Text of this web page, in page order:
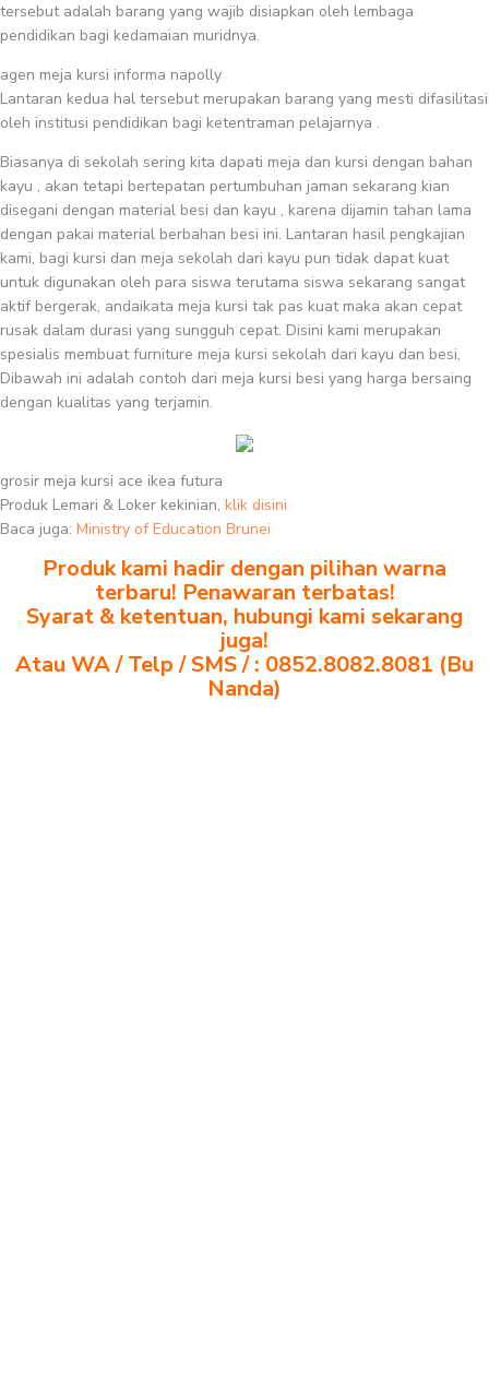
tersebut adalah barang yang wajib disiapkan oleh lembaga
pendidikan bagi kedamaian muridnya.
agen meja kursi informa napolly
Lantaran kedua hal tersebut merupakan barang yang mesti difasilitasi
oleh institusi pendidikan bagi ketentraman pelajarnya .
Biasanya di sekolah sering kita dapati meja dan kursi dengan bahan
kayu , akan tetapi bertepatan pertumbuhan jaman sekarang kian
disegani dengan material besi dan kayu , karena dijamin tahan lama
dengan pakai material berbahan besi ini. Lantaran hasil pengkajian
kami, bagi kursi dan meja sekolah dari kayu pun tidak dapat kuat
untuk digunakan oleh para siswa terutama siswa sekarang sangat
aktif bergerak, andaikata meja kursi tak pas kuat maka akan cepat
rusak dalam durasi yang sungguh cepat. Disini kami merupakan
spesialis membuat furniture meja kursi sekolah dari kayu dan besi,
Dibawah ini adalah contoh dari meja kursi besi yang harga bersaing
dengan kualitas yang terjamin.
grosir meja kursi ace ikea futura
Produk Lemari & Loker kekinian, klik disini
Baca juga: Ministry of Education Brunei
Produk kami hadir dengan pilihan warna
terbaru! Penawaran terbatas!
Syarat & ketentuan, hubungi kami sekarang
juga!
Atau WA / Telp / SMS / : 0852.8082.8081 (Bu
Nanda)